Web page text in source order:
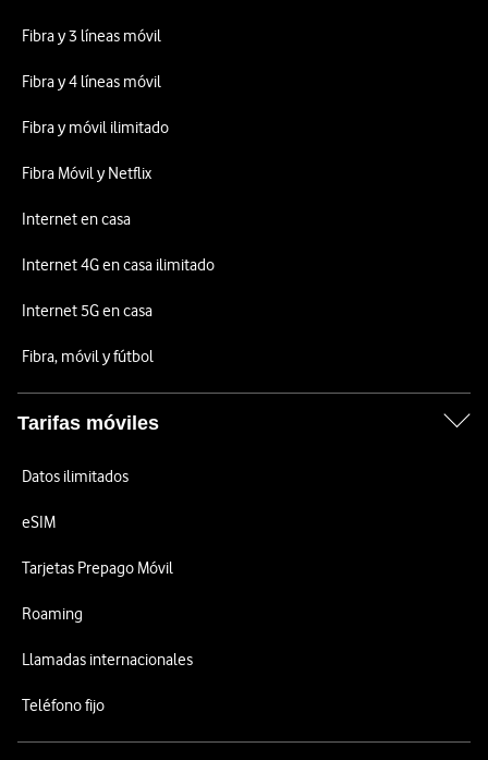
Fibra y 3 líneas móvil
Fibra y 4 líneas móvil
Fibra y móvil ilimitado
Fibra Móvil y Netflix
Internet en casa
Internet 4G en casa ilimitado
Internet 5G en casa
Fibra, móvil y fútbol
Tarifas móviles
Datos ilimitados
eSIM
Tarjetas Prepago Móvil
Roaming
Llamadas internacionales
Teléfono fijo